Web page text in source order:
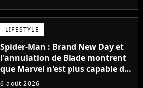
LIFESTYLE
Spider-Man : Brand New Day et
l'annulation de Blade montrent
que Marvel n'est plus capable de
faire quoi que ce soit de simple
6 août 2026